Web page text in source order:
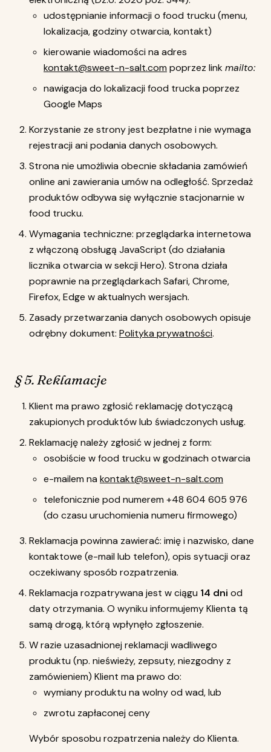
udostępnianie informacji o food trucku (menu,
lokalizacja, godziny otwarcia, kontakt)
kierowanie wiadomości na adres
kontakt@sweet-n-salt.compoprzez linkmailto:
nawigacja do lokalizacji food trucka poprzez
Google Maps
Korzystanie ze strony jest bezpłatne i nie wymaga
rejestracji ani podania danych osobowych.
Strona nie umożliwia obecnie składania zamówień
online ani zawierania umów na odległość. Sprzedaż
produktów odbywa się wyłącznie stacjonarnie w
food trucku.
Wymagania techniczne: przeglądarka internetowa
z włączoną obsługą JavaScript (do działania
licznika otwarcia w sekcji Hero). Strona działa
poprawnie na przeglądarkach Safari, Chrome,
Firefox, Edge w aktualnych wersjach.
Zasady przetwarzania danych osobowych opisuje
odrębny dokument: Polityka prywatności.
§ 5. Reklamacje
Klient ma prawo zgłosić reklamację dotyczącą
zakupionych produktów lub świadczonych usług.
Reklamację należy zgłosić w jednej z form:
osobiście w food trucku w godzinach otwarcia
e-mailem nakontakt@sweet-n-salt.com
telefonicznie pod numerem +48 604 605 976
(do czasu uruchomienia numeru firmowego)
Reklamacja powinna zawierać: imię i nazwisko, dane
kontaktowe (e-mail lub telefon), opis sytuacji oraz
oczekiwany sposób rozpatrzenia.
Reklamacja rozpatrywana jest w ciągu 14 dni od
daty otrzymania. O wyniku informujemy Klienta tą
samą drogą, którą wpłynęło zgłoszenie.
W razie uzasadnionej reklamacji wadliwego
produktu (np. nieświeży, zepsuty, niezgodny z
zamówieniem) Klient ma prawo do:
wymiany produktu na wolny od wad, lub
zwrotu zapłaconej ceny
Wybór sposobu rozpatrzenia należy do Klienta.